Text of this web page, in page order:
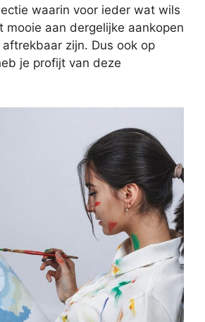
waarin voor ieder wat wils
mooie aan dergelijke aankopen
zijn. Dus ook op
je profijt van deze